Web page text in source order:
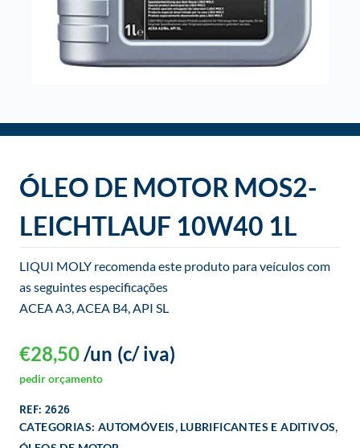
ÓLEO DE MOTOR MOS2-
LEICHTLAUF 10W40 1L
LIQUI MOLY recomenda este produto para veículos com
as seguintes especificações
ACEA A3, ACEA B4, API SL
€28,50 (c/ iva)
/un
pedir orçamento
REF: 2626
CATEGORIAS: AUTOMÓVEIS LUBRIFICANTES E ADITIVOS